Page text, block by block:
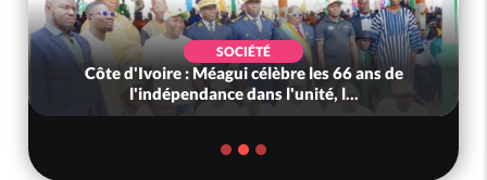
SOCIÉTÉ
Côte d'Ivoire : Méagui célèbre les 66 ans de
l'indépendance dans l'unité, l...